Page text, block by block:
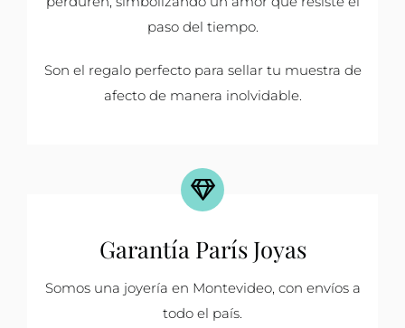
paso del tiempo.
Son el regalo perfecto para sellar tu muestra de
afecto de manera inolvidable.
Garantía París Joyas
Somos una joyería en Montevideo, con envíos a
todo el país.